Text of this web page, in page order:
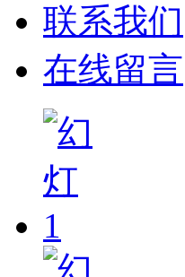
联系我们
在线留言